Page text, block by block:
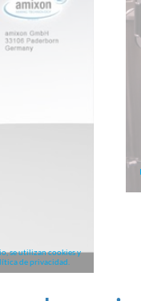
se utilizan cookies y
de privacidad.